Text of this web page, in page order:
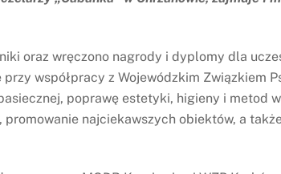
oraz wręczono nagrody i dyplomy dla
współpracy z Wojewódzkim Związkiem
poprawę estetyki, higieny i metod
najciekawszych obiektów, a